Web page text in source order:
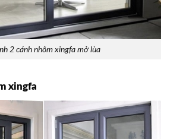
2 cánh nhôm xingfa mở lùa
xingfa